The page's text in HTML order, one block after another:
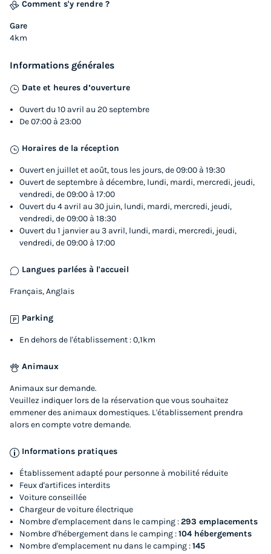
MOBILHOME 6 personnes - ECO Mobil
home 3ch. MAGDALENA (+ de 10 ans) 29m²
+ Terrasse semi-couverte 6 pers
29m² 6
Voir le plan 2D Terrasse semi-couverte
MOBILHOME 6 personnes - ECO Mobil home 3ch.
MAGDALENA (+ de 10 ans) 29m² + Terrasse semi-couverte
6 pers
du14/09/2026au16/09/2026
Modifier les dates
MOBILHOME 6 personnes - CONFORT Mobil
semi-couverte 4/6 pers
Annulation gratuite
Surface
28m²
Adultes
4
Enfants
2
Chambres
2
Salle de bain
1
Comment s'y rendre ?
Gare
4km
Informations générales
Date et heures d’ouverture
Ouvert du 10 avril au 20 septembre
De 07:00 à 23:00
Horaires de la réception
Ouvert en juillet et août, tous les jours, de 09:00 à 19:30
Ouvert de septembre à décembre, lundi, mardi, mercredi, jeudi,
vendredi, de 09:00 à 17:00
Ouvert du 4 avril au 30 juin, lundi, mardi, mercredi, jeudi,
vendredi, de 09:00 à 18:30
Ouvert du 1 janvier au 3 avril, lundi, mardi, mercredi, jeudi,
vendredi, de 09:00 à 17:00
Langues parlées à l'accueil
Français, Anglais
Parking
En dehors de l'établissement : 0,1km
Animaux
Animaux sur demande.
Veuillez indiquer lors de la réservation que vous souhaitez
emmener des animaux domestiques. L'établissement prendra
alors en compte votre demande.
Informations pratiques
Établissement adapté pour personne à mobilité réduite
Feux d'artifices interdits
Voiture conseillée
Chargeur de voiture électrique
Nombre d'emplacement dans le camping :293 emplacements
Nombre d'hébergement dans le camping :104 hébergements
Nombre d'emplacement nu dans le camping :145